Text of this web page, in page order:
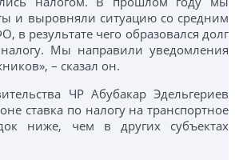
и выровняли ситуацию со средним
в результате чего образовался долг
Мы направили уведомления
– сказал он.
ЧР Абубакар Эдельгериев
ставка по налогу на транспортное
ниже, чем в других субъектах